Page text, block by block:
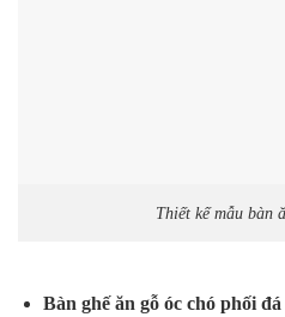
Thiết kế mẫu bàn
Bàn ghế ăn gỗ óc chó phối